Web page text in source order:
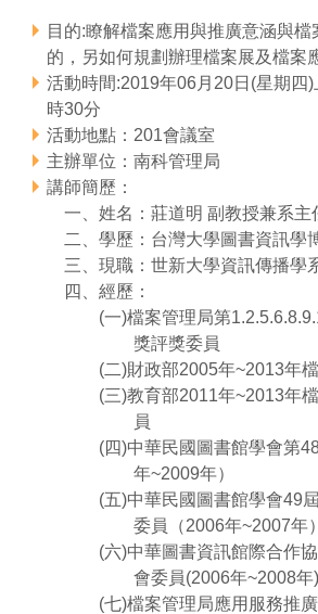
組織職掌
管理局位置
國家科學及技術委員會重大政策
工作職掌與聯絡管道
廉政反貪、防貪專區
廉政資訊
公職人員及關係人補助交易身分
機關採購廉政平臺
獲獎記錄
檔案應用專區
檔案應用服務須知
檔案應用及宣導活動
檔案教育訓練及標竿學習
檔案管理局相關連結
WebMail(新)
水電供應
園區土地廠房宿舍出租資訊
園區資源再生中心
污水處理廠
土地規劃
水電供應
園區土地廠房宿舍出租資訊
污水處理廠
競爭優勢
土地規劃
水電供應
園區土地廠房宿舍出租資訊
污水處理廠
交通資訊
機構及廠商名錄
廠商名錄
園區公會資訊
研究機構
育成中心
文化藝術
公共藝術
考古遺址
南科新港堂
園區生活
生活服務
園區宿舍簡介
自行車道網
人文景觀地圖
創新創業
南科AI_ROBOT自造基地
南科創業工坊
永續園區
企業社會責任
永續LOHAS綠色園區
「沙崙生態科學園區生態保育協
申辦案件處理時限
投資業務
工商業務
通關業務
工安管理
環保管理
勞資管理
電子公文交換
園區事業管理費
土地及廠房租賃
宿舍租金費用
污水費
廢棄物清除處理費
科學園區廠商服務網
園區課程及獎補助計畫
園區培訓課程
科學園區人才培育補助計畫
新興科技應用計畫
敦親睦鄰經費補助
園區參訪申請
性平專區
園區廠商採購資訊
目的:瞭解檔案應用與推廣意涵與檔
的，另如何規劃辦理檔案展及檔案
活動時間:2019年06月20日(星期四
時30分
活動地點：201會議室
主辦單位：南科管理局
講師簡歷：
一、姓名：莊道明 副教授兼系主
二、學歷：台灣大學圖書資訊學
三、現職：世新大學資訊傳播學
四、經歷：
(一)檔案管理局第
獎評獎委員
(二)財政部2005年~2013年
(三)教育部2011年~2013年
員
(四)中華民國圖書館學會第
年~2009年）
(五)中華民國圖書館學會49
委員（2006年~2007年）
(六)中華圖書資訊館際合作
會委員(2006年~2008年)
(七)檔案管理局應用服務推